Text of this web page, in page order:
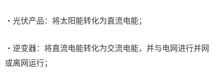
·光伏产品：将太阳能转化为直流电能；
·逆变器：将直流电能转化为交流电能，并与电网进行并网
或离网运行；